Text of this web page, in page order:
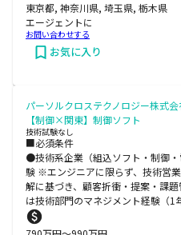
東京都, 神奈川県, 埼玉県, 栃木県
エージェントに
お問い合わせする
お気に入り
パーソルクロステクノロジー株式会
【制御×関東】制御ソフト
技術試験なし
■必須条件
●技術系企業（組込ソフト・制御
験 ※エンジニアに限らず、技術営
解に基づき、顧客折衝・提案・課
は技術部門のマネジメント経験（1